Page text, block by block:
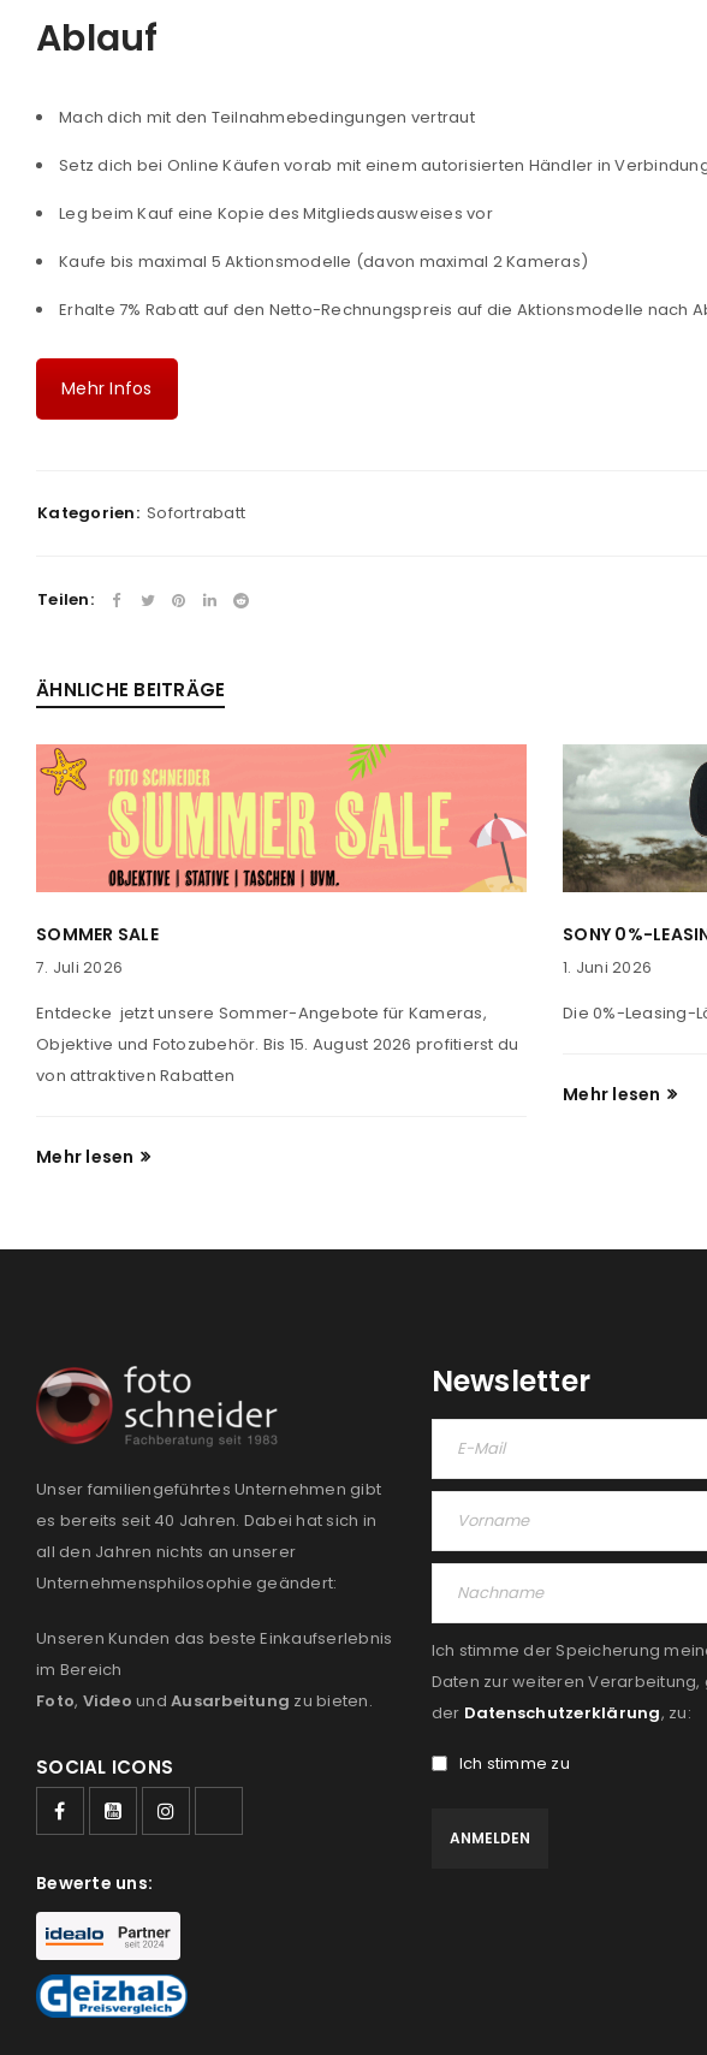
PASSWORT VERGESSEN?
Ablauf
Mach dich mit den Teilnahmebedingungen vertraut
Setz dich bei Online Käufen vorab mit einem autorisierten Händler in
Leg beim Kauf eine Kopie des Mitgliedsausweises vor
Kaufe bis maximal 5 Aktionsmodelle (davon maximal 2 Kameras)
Erhalte 7% Rabatt auf den Netto-Rechnungspreis auf die Aktionsmodelle nach
Mehr Infos
Kategorien: Sofortrabatt
Teilen:
ÄHNLICHE BEITRÄGE
SOMMER SALE
7. Juli 2026
Entdecke jetzt unsere Sommer-Angebote für Kameras,
Objektive und Fotozubehör. Bis 15. August 2026 profitierst du
von attraktiven Rabatten
Mehr lesen
SONY 0%-
1. Juni 2026
Die 0%-Leasing-
Mehr lesen
Unser familiengeführtes Unternehmen gibt
es bereits seit 40 Jahren. Dabei hat sich in
all den Jahren nichts an unserer
Unternehmensphilosophie geändert:
Unseren Kunden das beste Einkaufserlebnis
im Bereich
Foto, Video und Ausarbeitung zu bieten.
SOCIAL ICONS
Bewerte uns:
Newsletter
Ich stimme der Speicherung
Daten zur weiteren Verarbeitung,
der Datenschutzerklärung, zu:
Ich stimme zu